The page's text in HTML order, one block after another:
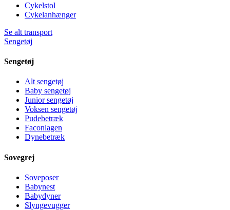
Cykelstol
Cykelanhænger
Se alt transport
Sengetøj
Sengetøj
Alt sengetøj
Baby sengetøj
Junior sengetøj
Voksen sengetøj
Pudebetræk
Faconlagen
Dynebetræk
Sovegrej
Soveposer
Babynest
Babydyner
Slyngevugger